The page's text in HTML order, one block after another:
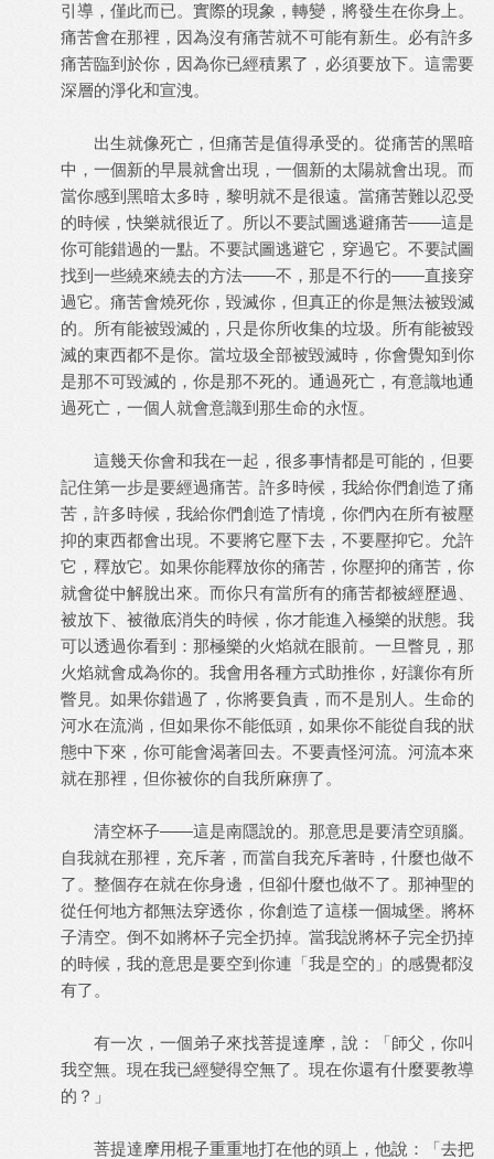
引導，僅此而已。實際的現象，轉變，將發生在你身上。
痛苦會在那裡，因為沒有痛苦就不可能有新生。必有許多
痛苦臨到於你，因為你已經積累了，必須要放下。這需要
深層的淨化和宣洩。
出生就像死亡，但痛苦是值得承受的。從痛苦的黑暗
中，一個新的早晨就會出現，一個新的太陽就會出現。而
當你感到黑暗太多時，黎明就不是很遠。當痛苦難以忍受
的時候，快樂就很近了。所以不要試圖逃避痛苦——這是
你可能錯過的一點。不要試圖逃避它，穿過它。不要試圖
找到一些繞來繞去的方法——不，那是不行的——直接穿
過它。痛苦會燒死你，毀滅你，但真正的你是無法被毀滅
的。所有能被毀滅的，只是你所收集的垃圾。所有能被毀
滅的東西都不是你。當垃圾全部被毀滅時，你會覺知到你
是那不可毀滅的，你是那不死的。通過死亡，有意識地通
過死亡，一個人就會意識到那生命的永恆。
這幾天你會和我在一起，很多事情都是可能的，但要
記住第一步是要經過痛苦。許多時候，我給你們創造了痛
苦，許多時候，我給你們創造了情境，你們內在所有被壓
抑的東西都會出現。不要將它壓下去，不要壓抑它。允許
它，釋放它。如果你能釋放你的痛苦，你壓抑的痛苦，你
就會從中解脫出來。而你只有當所有的痛苦都被經歷過、
被放下、被徹底消失的時候，你才能進入極樂的狀態。我
可以透過你看到：那極樂的火焰就在眼前。一旦瞥見，那
火焰就會成為你的。我會用各種方式助推你，好讓你有所
瞥見。如果你錯過了，你將要負責，而不是別人。生命的
河水在流淌，但如果你不能低頭，如果你不能從自我的狀
態中下來，你可能會渴著回去。不要責怪河流。河流本來
就在那裡，但你被你的自我所麻痹了。
清空杯子——這是南隱說的。那意思是要清空頭腦。
自我就在那裡，充斥著，而當自我充斥著時，什麼也做不
了。整個存在就在你身邊，但卻什麼也做不了。那神聖的
從任何地方都無法穿透你，你創造了這樣一個城堡。將杯
子清空。倒不如將杯子完全扔掉。當我說將杯子完全扔掉
的時候，我的意思是要空到你連「我是空的」的感覺都沒
有了。
有一次，一個弟子來找菩提達摩，說：「師父，你叫
我空無。現在我已經變得空無了。現在你還有什麼要教導
的？」
菩提達摩用棍子重重地打在他的頭上，他說：「去把